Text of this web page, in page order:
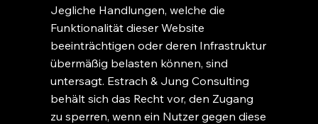
Jegliche Handlungen, welche die
Funktionalität dieser Website
beeinträchtigen oder deren Infrastruktur
übermäßig belasten können, sind
untersagt. Estrach & Jung Consulting
behält sich das Recht vor, den Zugang
zu sperren, wenn ein Nutzer gegen diese